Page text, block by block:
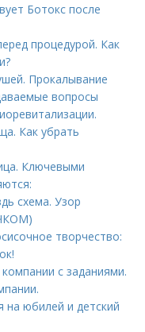
Ботокс после
процедурой. Как
Прокалывание
вопросы
Как убрать
Ключевыми
схема. Узор
творчество:
с заданиями.
на юбилей и детский